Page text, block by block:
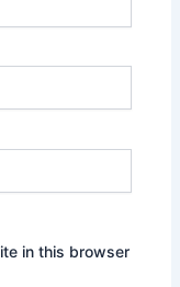
in this browser